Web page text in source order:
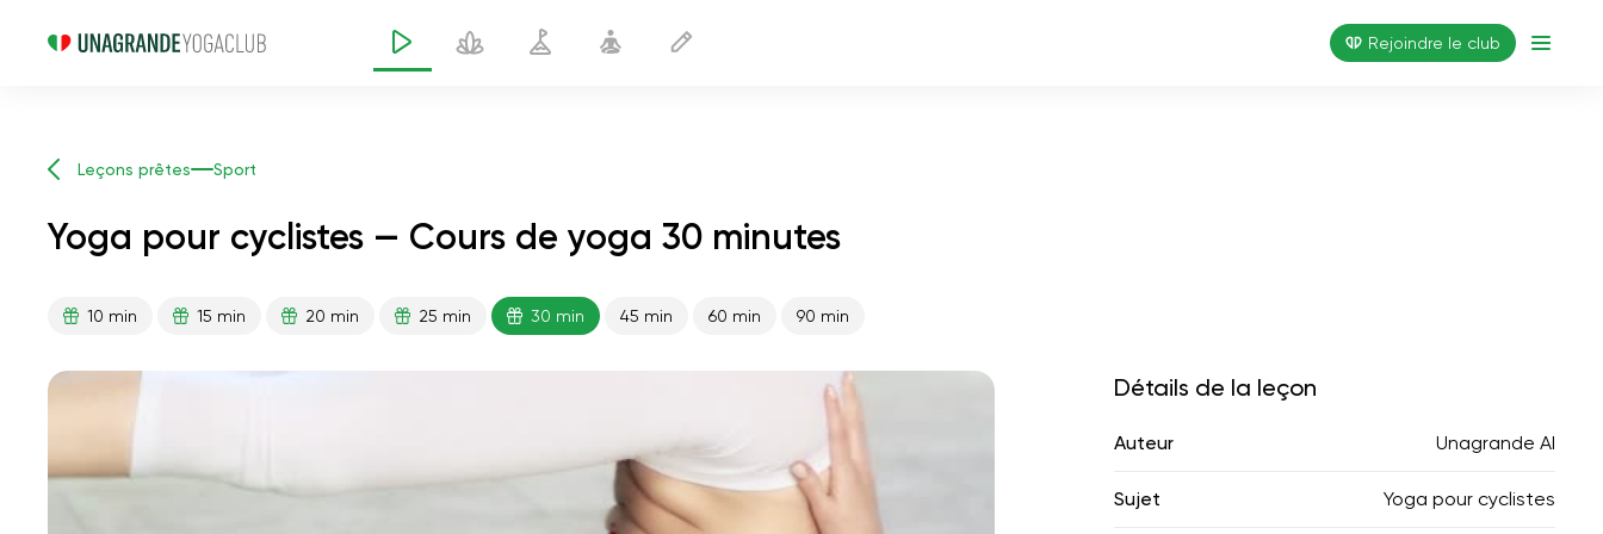
Rejoindre le club
Leçons prêtes Sport
Yoga pour cyclistes — Cours de yoga 30 minutes
10 min 15 min 20 min 25 min 30 min 45 min 60 min 90 min
le vol de l'âme
paix intérieure
Détails de la leçon
Auteur Unagrande AI
Sujet Yoga pour cyclistes